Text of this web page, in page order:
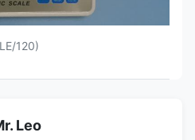
120)
Leo